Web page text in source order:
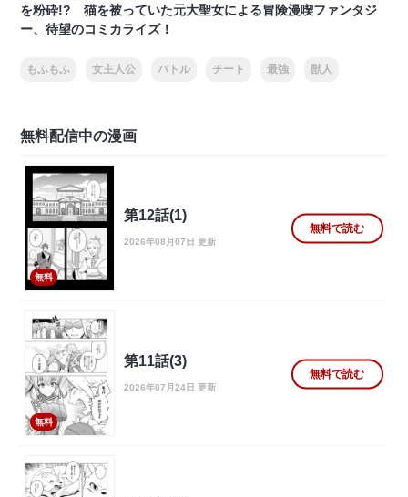
を粉砕!? 猫を被っていた元大聖女による冒険漫喫ファンタジ
ー、待望のコミカライズ！
もふもふ 女主人公 バトル チート 最強 獣人
無料配信中の漫画
無料
第12話(1)
2026年08月07日 更新
無料で読む
無料
第11話(3)
2026年07月24日 更新
無料で読む